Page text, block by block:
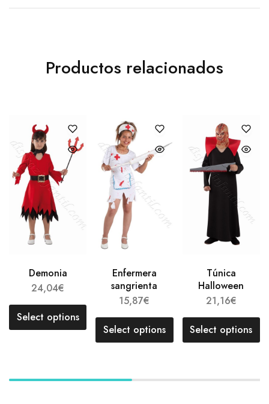
Productos relacionados
Demonia
24,04€
Select options
Enfermera
sangrienta
15,87€
Select options
Túnica
Halloween
21,16€
Select options